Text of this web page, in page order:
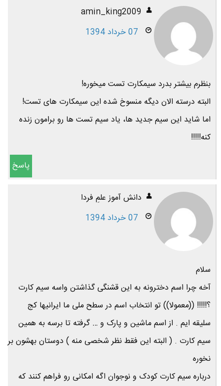
amin_king2009
07 خرداد 1394
بنظرم بیشتر بدرد سیمکارت تست میخوره!
البته درسته الان دیگه منسوخ شده این سیمکارت های تست!
اما شاید این سیم جدید ها، یاد سیم تست ها رو برامون زنده
کنه!!!!!
پاسخ
دانش آموز علمِ فردا
07 خرداد 1394
سلام
آخه چرا اسم دخترونه به این قشنگی گذاشتن واسه سیم کارت
؟!!!!! ((معمولا)) تو انتخاب اسم در سطح ملی ما ایرانیها کج
سلیقه ایم . از اسم ماشین و پارک و … گرفته تا برسه به همین
سیم کارت . ( البته این فقط نظر شخصی منه ) دوستان بهشون بر
نخوره
درباره سیم کارت کودک و نوجوان اگه امکانی رو فراهم کنند که